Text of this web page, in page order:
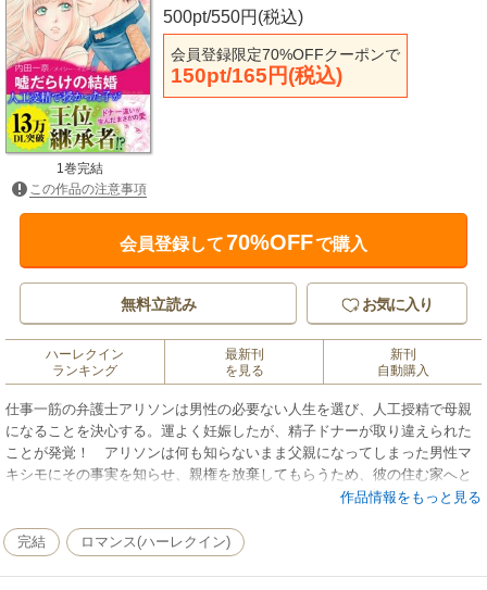
500pt/550円(税込)
会員登録限定70%OFFクーポンで
150pt/165円(税込)
1巻完結
この作品の注意事項
会員登録して70%OFFで購入
無料立読み お気に入り
ハーレクイン
ランキング
最新刊
を見る
新刊
自動購入
仕事一筋の弁護士アリソンは男性の必要ない人生を選び、人工授精で母親
になることを決心する。運よく妊娠したが、精子ドナーが取り違えられた
ことが発覚！ アリソンは何も知らないまま父親になってしまった男性マ
キシモにその事実を知らせ、親権を放棄してもらうため、彼の住む家へと
向かう。そこは驚くほど壮麗な邸宅。しかも彼は――「僕の正式な肩書き
我が国の未来の君主ということになる」
作品情報をもっと見る
完結 ロマンス(ハーレクイン)